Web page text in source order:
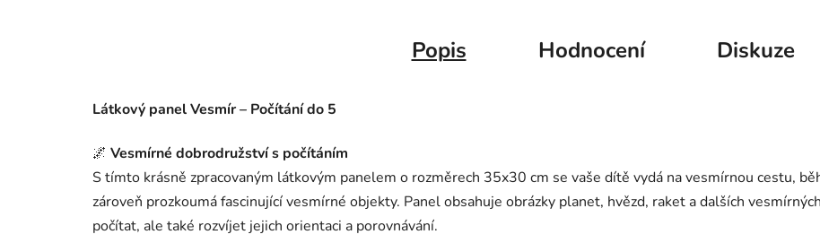
Popis Hodnocení Diskuze
Látkový panel Vesmír – Počítání do 5
🌌 Vesmírné dobrodružství s počítáním
S tímto krásně zpracovaným látkovým panelem o rozměrech 35x30 cm se vaše dítě vydá na vesmírnou cestu,
zároveň prozkoumá fascinující vesmírné objekty. Panel obsahuje obrázky planet, hvězd, raket a dalších
počítat, ale také rozvíjet jejich orientaci a porovnávání.